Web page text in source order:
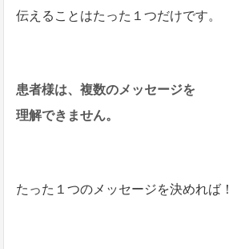
伝えることはたった１つだけです。
患者様は、複数のメッセージを
理解できません。
たった１つのメッセージを決めれば！